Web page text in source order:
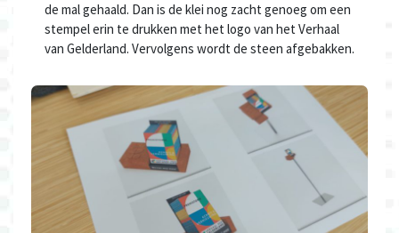
de mal gehaald. Dan is de klei nog zacht genoeg om een
stempel erin te drukken met het logo van het Verhaal
van Gelderland. Vervolgens wordt de steen afgebakken.